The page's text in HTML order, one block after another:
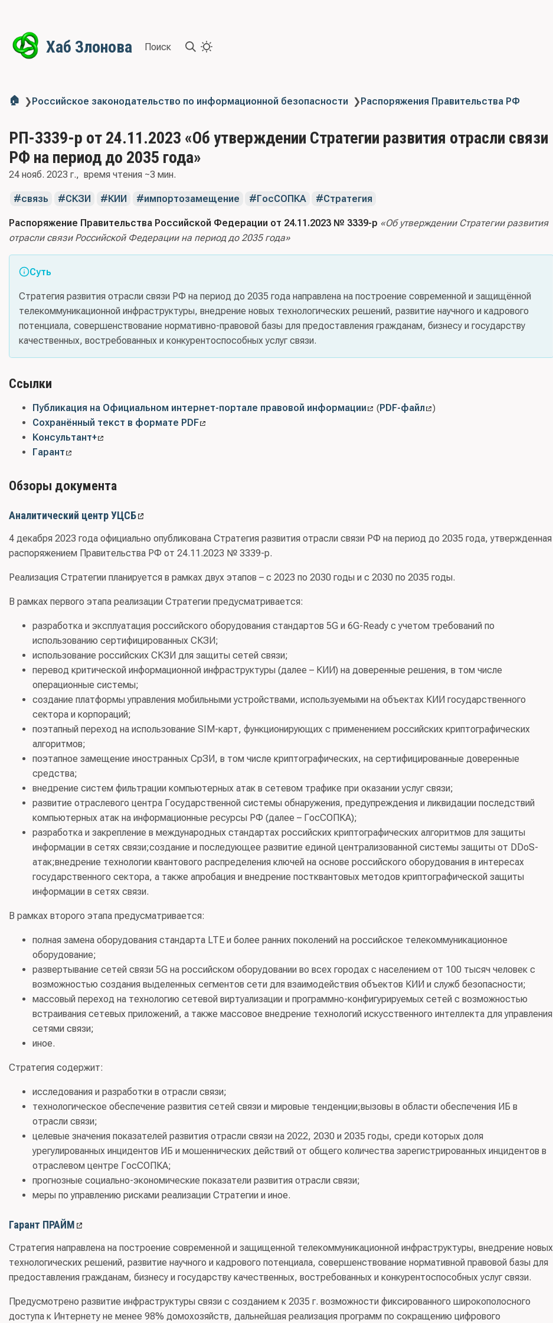
Хаб Злонова Поиск
🏠 ❯Российское законодательство по информационной безопасности ❯Распоряжения Правительства РФ
РП-3339-р от 24.11.2023 «Об утверждении Стратегии развития отрасли связи
РФ на период до 2035 года»
24 нояб. 2023 г. время чтения ~3 мин.
связь СКЗИ КИИ импортозамещение ГосСОПКА Стратегия
Распоряжение Правительства Российской Федерации от 24.11.2023 № 3339-р «Об утверждении Стратегии развития
отрасли связи Российской Федерации на период до 2035 года»
Суть
Стратегия развития отрасли связи РФ на период до 2035 года направлена на построение современной и защищённой
телекоммуникационной инфраструктуры, внедрение новых технологических решений, развитие научного и кадрового
потенциала, совершенствование нормативно-правовой базы для предоставления гражданам, бизнесу и государству
качественных, востребованных и конкурентоспособных услуг связи.
Ссылки
Публикация на Официальном интернет-портале правовой информации (PDF-файл
)
Сохранённый текст в формате PDF
Консультант+
Гарант
Обзоры документа
Аналитический центр УЦСБ
4 декабря 2023 года официально опубликована Стратегия развития отрасли связи РФ на период до 2035 года, утвержденная
распоряжением Правительства РФ от 24.11.2023 № 3339-р.
Реализация Стратегии планируется в рамках двух этапов – с 2023 по 2030 годы и с 2030 по 2035 годы.
В рамках первого этапа реализации Стратегии предусматривается:
разработка и эксплуатация российского оборудования стандартов 5G и 6G-Ready с учетом требований по
использованию сертифицированных СКЗИ;
использование российских СКЗИ для защиты сетей связи;
перевод критической информационной инфраструктуры (далее – КИИ) на доверенные решения, в том числе
операционные системы;
создание платформы управления мобильными устройствами, используемыми на объектах КИИ государственного
сектора и корпораций;
поэтапный переход на использование SIM-карт, функционирующих с применением российских криптографических
алгоритмов;
поэтапное замещение иностранных СрЗИ, в том числе криптографических, на сертифицированные доверенные
средства;
внедрение систем фильтрации компьютерных атак в сетевом трафике при оказании услуг связи;
развитие отраслевого центра Государственной системы обнаружения, предупреждения и ликвидации последствий
компьютерных атак на информационные ресурсы РФ (далее – ГосСОПКА);
разработка и закрепление в международных стандартах российских криптографических алгоритмов для защиты
информации в сетях связи;создание и последующее развитие единой централизованной системы защиты от DDoS-
атак;внедрение технологии квантового распределения ключей на основе российского оборудования в интересах
государственного сектора, а также апробация и внедрение постквантовых методов криптографической защиты
информации в сетях связи.
В рамках второго этапа предусматривается:
полная замена оборудования стандарта LTE и более ранних поколений на российское телекоммуникационное
оборудование;
развертывание сетей связи 5G на российском оборудовании во всех городах с населением от 100 тысяч человек с
возможностью создания выделенных сегментов сети для взаимодействия объектов КИИ и служб безопасности;
массовый переход на технологию сетевой виртуализации и программно-конфигурируемых сетей с возможностью
встраивания сетевых приложений, а также массовое внедрение технологий искусственного интеллекта для управления
сетями связи;
иное.
Стратегия содержит:
исследования и разработки в отрасли связи;
технологическое обеспечение развития сетей связи и мировые тенденции;вызовы в области обеспечения ИБ в
отрасли связи;
целевые значения показателей развития отрасли связи на 2022, 2030 и 2035 годы, среди которых доля
урегулированных инцидентов ИБ и мошеннических действий от общего количества зарегистрированных инцидентов в
отраслевом центре ГосСОПКА;
прогнозные социально-экономические показатели развития отрасли связи;
меры по управлению рисками реализации Стратегии и иное.
Гарант ПРАЙМ
Стратегия направлена на построение современной и защищенной телекоммуникационной инфраструктуры, внедрение новых
технологических решений, развитие научного и кадрового потенциала, совершенствование нормативной правовой базы для
предоставления гражданам, бизнесу и государству качественных, востребованных и конкурентоспособных услуг связи.
Предусмотрено развитие инфраструктуры связи с созданием к 2035 г. возможности фиксированного широкополосного
доступа к Интернету не менее 98% домохозяйств, дальнейшая реализация программ по сокращению цифрового